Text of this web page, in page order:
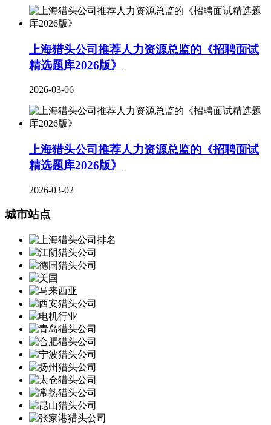
上海猎头公司推荐人力资源总监的《招聘面试
精选题库2026版》
2026-03-06
上海猎头公司推荐人力资源总监的《招聘面试
精选题库2026版》
2026-03-02
城市站点